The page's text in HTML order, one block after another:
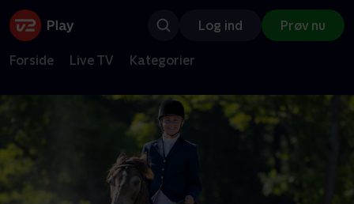
Log ind Prøv nu
Forside Live TV Kategorier